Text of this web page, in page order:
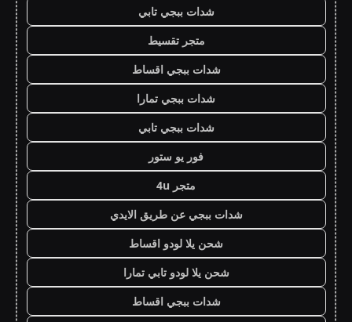
شدات ببجي تابي
متجر تقسيط
شدات ببجي اقساط
شدات ببجي تمارا
شدات ببجي تابي
فور يو ستور
متجر 4u
شدات ببجي عن طريق الايدي
شحن يلا لودو اقساط
شحن يلا لودو تابي تمارا
شدات ببجي اقساط